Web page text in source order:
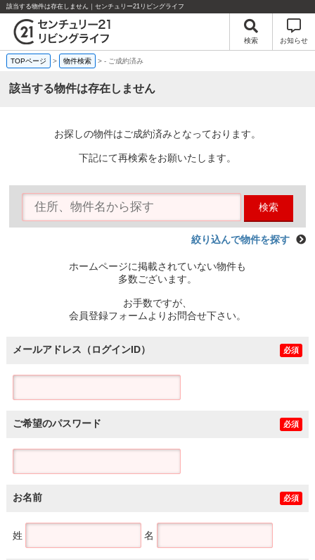
該当する物件は存在しません｜センチュリー21リビングライフ
検索 お知らせ
TOPページ > 物件検索 >- ご成約済み
該当する物件は存在しません
お探しの物件はご成約済みとなっております。
下記にて再検索をお願いたします。
検索
絞り込んで物件を探す
ホームページに掲載されていない物件も
多数ございます。
お手数ですが、
会員登録フォームよりお問合せ下さい。
メールアドレス（ログインID） 必須
ご希望のパスワード 必須
お名前 必須
姓 名